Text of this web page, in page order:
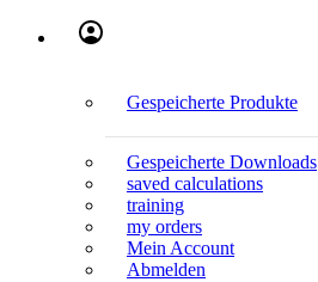
Gespeicherte Produkte
Gespeicherte Downloads
saved calculations
training
my orders
Mein Account
Abmelden